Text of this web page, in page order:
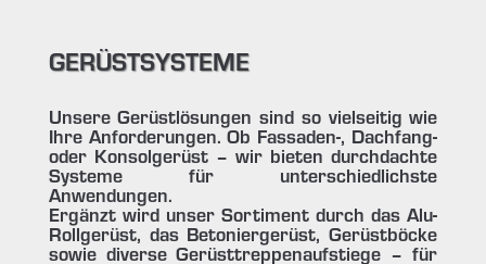
GERÜSTSYSTEME
Unsere Gerüstlösungen sind so vielseitig wie
Ihre Anforderungen. Ob Fassaden-, Dachfang-
oder Konsolgerüst – wir bieten durchdachte
Systeme für unterschiedlichste
Anwendungen.
Ergänzt wird unser Sortiment durch das Alu-
Rollgerüst, das Betoniergerüst, Gerüstböcke
sowie diverse Gerüsttreppenaufstiege – für